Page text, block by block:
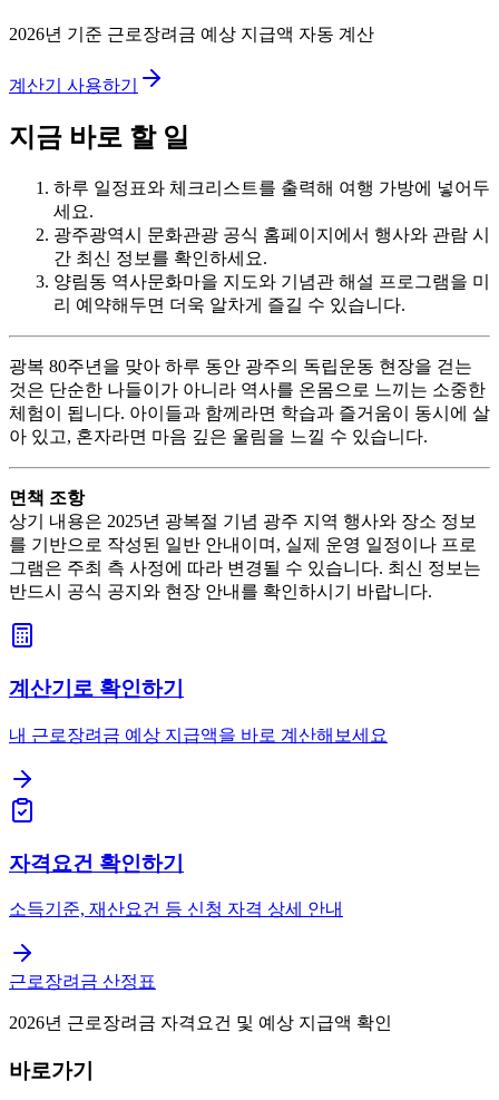
2026년 기준 근로장려금 예상 지급액 자동 계산
계산기 사용하기
지금 바로 할 일
하루 일정표와 체크리스트를 출력해 여행 가방에 넣어두
세요.
광주광역시 문화관광 공식 홈페이지에서 행사와 관람 시
간 최신 정보를 확인하세요.
양림동 역사문화마을 지도와 기념관 해설 프로그램을 미
리 예약해두면 더욱 알차게 즐길 수 있습니다.
광복 80주년을 맞아 하루 동안 광주의 독립운동 현장을 걷는
것은 단순한 나들이가 아니라 역사를 온몸으로 느끼는 소중한
체험이 됩니다. 아이들과 함께라면 학습과 즐거움이 동시에 살
아 있고, 혼자라면 마음 깊은 울림을 느낄 수 있습니다.
면책 조항
상기 내용은 2025년 광복절 기념 광주 지역 행사와 장소 정보
를 기반으로 작성된 일반 안내이며, 실제 운영 일정이나 프로
그램은 주최 측 사정에 따라 변경될 수 있습니다. 최신 정보는
반드시 공식 공지와 현장 안내를 확인하시기 바랍니다.
계산기로 확인하기
내 근로장려금 예상 지급액을 바로 계산해보세요
자격요건 확인하기
소득기준, 재산요건 등 신청 자격 상세 안내
근로장려금 산정표
2026년 근로장려금 자격요건 및 예상 지급액 확인
바로가기